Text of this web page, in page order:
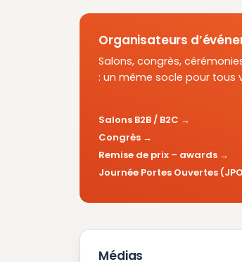
Organisateurs
Salons, congrès,
: un même socle pour tous
Salons B2B / B2C
Congrès
Remise de prix – awards
Journée Portes Ouvertes
Médias